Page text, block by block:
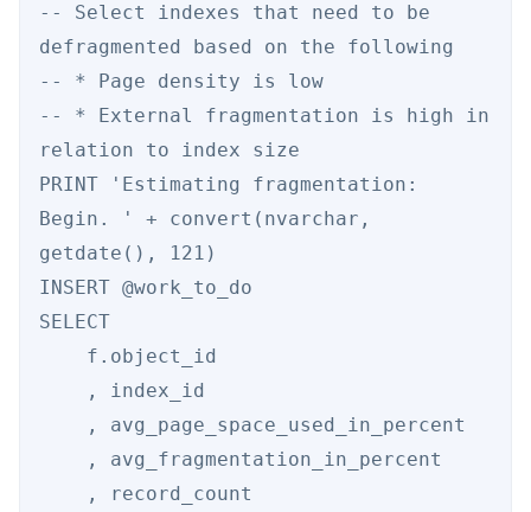
-- Select indexes that need to be
defragmented based on the following
-- * Page density is low
-- * External fragmentation is high in
relation to index size
PRINT 'Estimating fragmentation:
Begin. ' + convert(nvarchar,
getdate(), 121)
INSERT @work_to_do
SELECT